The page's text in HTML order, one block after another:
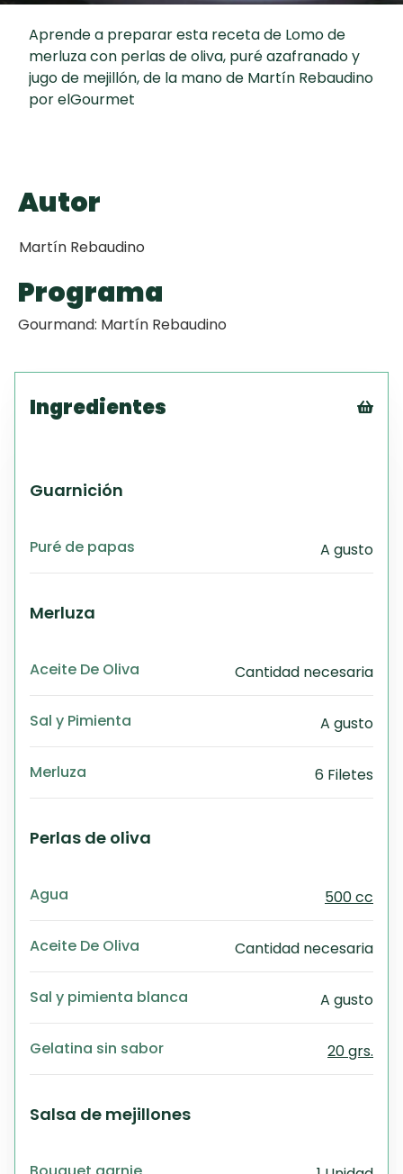
Galletas con
Chispas de
Chocolate
30 min
Todas las
recetas
Aprende a preparar esta receta de Lomo de
merluza con perlas de oliva, puré azafranado y
jugo de mejillón, de la mano de Martín Rebaudino
por elGourmet
Autor
Martín Rebaudino
Programa
Gourmand: Martín Rebaudino
Ingredientes
Guarnición
Puré de papas A gusto
Merluza
Aceite De Oliva Cantidad necesaria
Sal y Pimienta A gusto
Merluza 6 Filetes
Perlas de oliva
Agua 500 cc
Aceite De Oliva Cantidad necesaria
Sal y pimienta blanca A gusto
Gelatina sin sabor 20 grs.
Salsa de mejillones